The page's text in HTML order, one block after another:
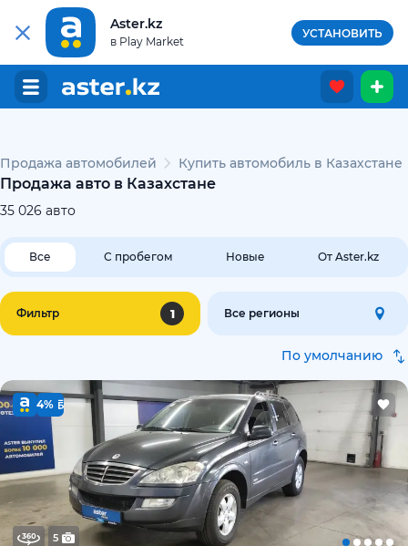
Aster.kz
в Play Market
УСТАНОВИТЬ
Продажа автомобилей Купить автомобиль в Казахстане
Продажа авто в Казахстане
35 026 авто
Все С пробегом Новые От Aster.kz
Фильтр 1 Все регионы
По умолчанию
4%
5